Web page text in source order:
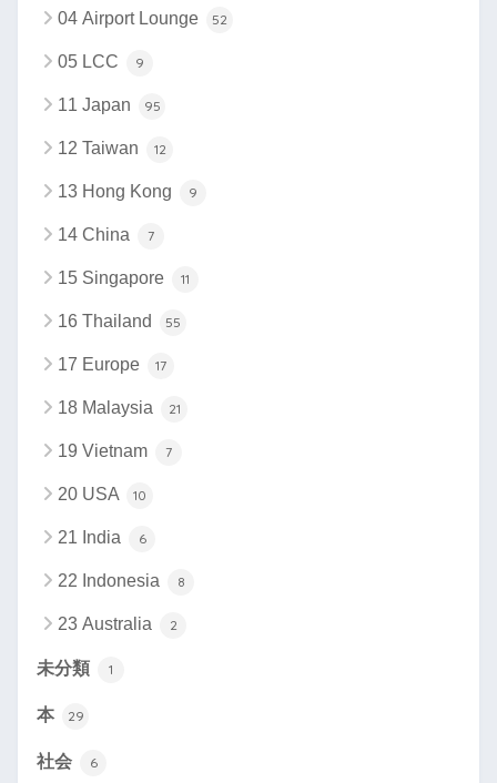
04 Airport Lounge 52
05 LCC 9
11 Japan 95
12 Taiwan 12
13 Hong Kong 9
14 China 7
15 Singapore 11
16 Thailand 55
17 Europe 17
18 Malaysia 21
19 Vietnam 7
20 USA 10
21 India 6
22 Indonesia 8
23 Australia 2
未分類 1
本 29
社会 6